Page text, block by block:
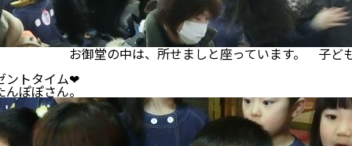
所せましと座っています。 子どもたち
ントタイム❤
ぽぽさん。